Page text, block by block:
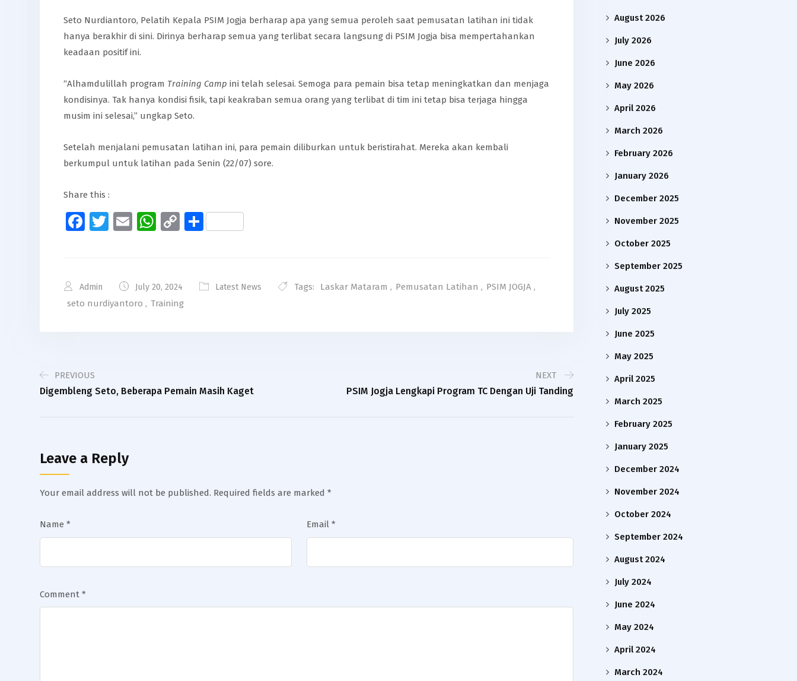
Seto Nurdiantoro, Pelatih Kepala PSIM Jogja berharap apa yang semua peroleh saat pemusatan latihan ini tidak
hanya berakhir di sini. Dirinya berharap semua yang terlibat secara langsung di PSIM Jogja bisa mempertahankan
keadaan positif ini.
“Alhamdulillah program Training Camp ini telah selesai. Semoga para pemain bisa tetap meningkatkan dan menjaga
kondisinya. Tak hanya kondisi fisik, tapi keakraban semua orang yang terlibat di tim ini tetap bisa terjaga hingga
musim ini selesai,” ungkap Seto.
Setelah menjalani pemusatan latihan ini, para pemain diliburkan untuk beristirahat. Mereka akan kembali
berkumpul untuk latihan pada Senin (22/07) sore.
Share this :
Facebook
Twitter
EmailWhatsApp
CopyShare
Admin July 20, 2024 Latest News Tags: Laskar Mataram , Pemusatan Latihan , PSIM JOGJA ,
seto nurdiyantoro , Training
PREVIOUS
Digembleng Seto, Beberapa Pemain Masih Kaget
NEXT
PSIM Jogja Lengkapi Program TC Dengan Uji Tanding
Leave a Reply
Your email address will not be published. Required fields are marked *
Name * Email *
Comment *
August 2026
July 2026
June 2026
May 2026
April 2026
March 2026
February 2026
January 2026
December 2025
November 2025
October 2025
September 2025
August 2025
July 2025
June 2025
May 2025
April 2025
March 2025
February 2025
January 2025
December 2024
November 2024
October 2024
September 2024
August 2024
July 2024
June 2024
May 2024
April 2024
March 2024